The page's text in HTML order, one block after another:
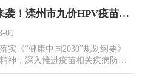
福利来袭！滦州市九价HPV疫苗、重组带状疱疹疫苗惠民活动开始啦！
01
实《“健康中国2030”规划纲要》
神，深入推进疫苗相关疾病防
人民群众健康水平，滦州市开展